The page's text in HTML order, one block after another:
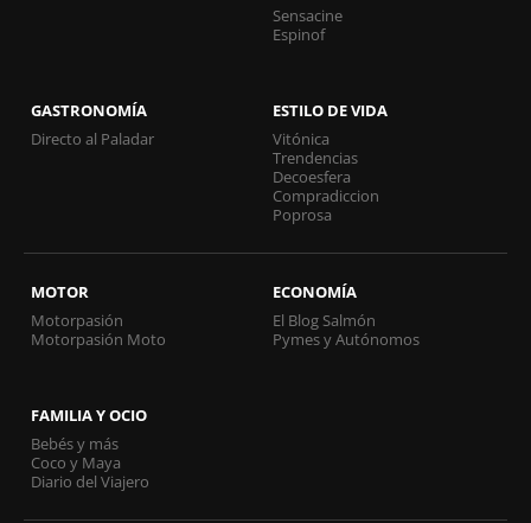
Sensacine
Espinof
GASTRONOMÍA
Directo al Paladar
ESTILO DE VIDA
Vitónica
Trendencias
Decoesfera
Compradiccion
Poprosa
MOTOR
Motorpasión
Motorpasión Moto
ECONOMÍA
El Blog Salmón
Pymes y Autónomos
FAMILIA Y OCIO
Bebés y más
Coco y Maya
Diario del Viajero